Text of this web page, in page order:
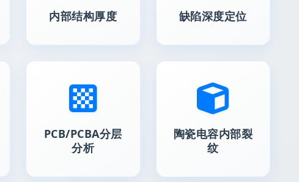
内部结构厚度 缺陷深度定位
PCB/PCBA分层
分析
陶瓷电容内部裂
纹